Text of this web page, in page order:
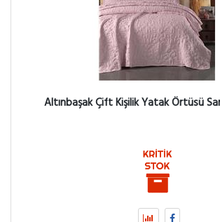
Altınbaşak Çift Kişilik Yatak Örtüsü